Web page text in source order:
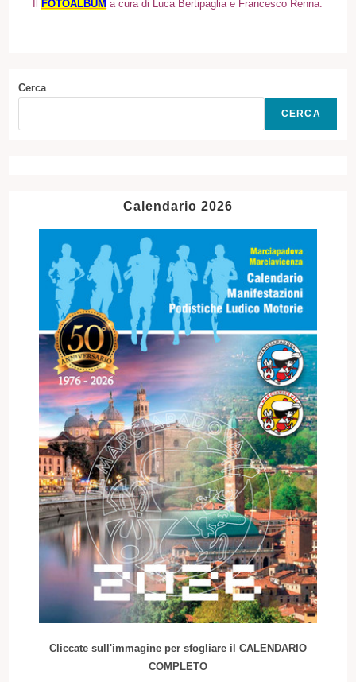
FOTOALBUM a cura di Luca Bertipaglia e Francesco Renna.
Cerca
CERCA
Calendario 2026
Cliccate sull'immagine per sfogliare il CALENDARIO
COMPLETO